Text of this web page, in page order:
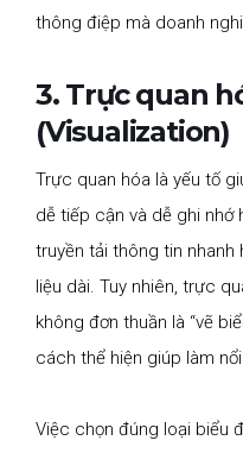
thông điệp mà doanh
3. Trực quan
(Visualization)
Trực quan hóa là yếu tố
dễ tiếp cận và dễ ghi nhớ
truyền tải thông tin nhanh
liệu dài. Tuy nhiên, trực
không đơn thuần là “vẽ
cách thể hiện giúp làm
Việc chọn đúng loại biểu